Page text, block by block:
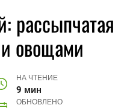
рассыпчатая
овощами
НА ЧТЕНИЕ
9 мин
ОБНОВЛЕНО